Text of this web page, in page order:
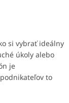
si vybrať ideálny
úkoly alebo
je
to